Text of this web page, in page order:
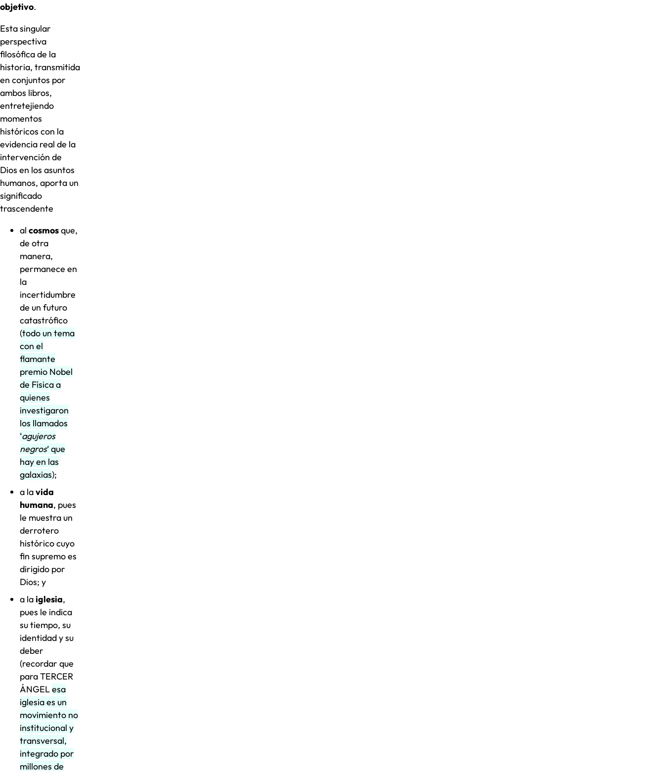
objetivo.
Esta singular
perspectiva
filosófica de la
historia, transmitida
en conjuntos por
ambos libros,
entretejiendo
momentos
históricos con la
evidencia real de la
intervención de
Dios en los asuntos
humanos, aporta un
significado
trascendente
al cosmosque,
de otra
manera,
permanece en
la
incertidumbre
de un futuro
catastrófico
(todo un tema
con el
flamante
premio Nobel
de Física a
quienes
investigaron
los llamados
‘agujeros
negros‘ que
hay en las
galaxias);
a lavida
humana, pues
le muestra un
derrotero
histórico cuyo
fin supremo es
dirigido por
Dios; y
a laiglesia,
pues le indica
su tiempo, su
identidad y su
deber
(recordar que
para TERCER
ÁNGELesa
iglesia es un
movimiento no
institucional y
transversal,
integrado por
millones de